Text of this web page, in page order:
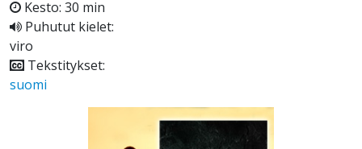
Kesto: 30 min
Puhutut kielet:
viro
Tekstitykset:
suomi